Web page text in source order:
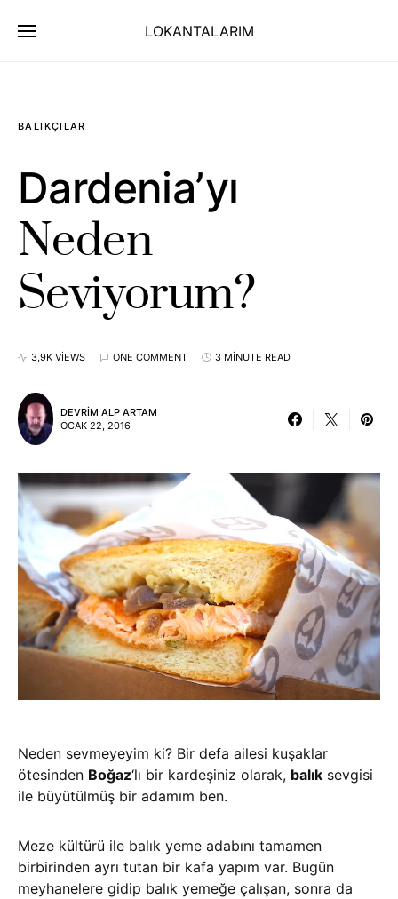
LOKANTALARIM
BALIKÇILAR
Dardenia’yı
Neden
Seviyorum?
3,9K VIEWS ONE COMMENT 3 MINUTE READ
DEVRIM ALP ARTAM
OCAK 22, 2016
Neden sevmeyeyim ki? Bir defa ailesi kuşaklar
ötesinden Boğaz‘lı bir kardeşiniz olarak, balık sevgisi
ile büyütülmüş bir adamım ben.
Meze kültürü ile balık yeme adabını tamamen
birbirinden ayrı tutan bir kafa yapım var. Bugün
meyhanelere gidip balık yemeğe çalışan, sonra da